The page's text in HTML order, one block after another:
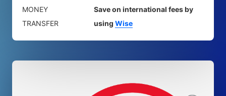
MONEY
TRANSFER
Save on international fees by
using Wise